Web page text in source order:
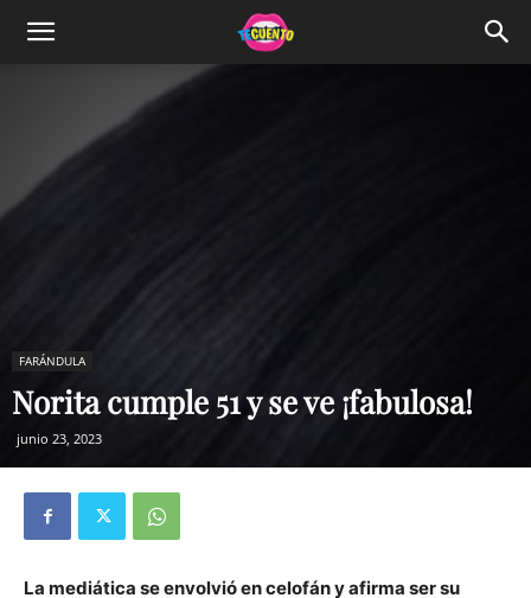
FARÁNDULA
Norita cumple 51 y se ve ¡fabulosa!
junio 23, 2023
La mediática se envolvió en celofán y afirma ser su